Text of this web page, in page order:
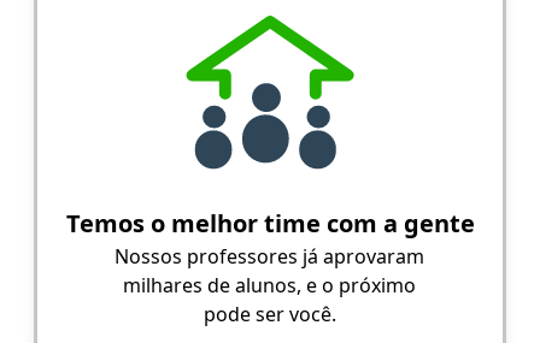
Temos o melhor time com a gente
Nossos professores já aprovaram
milhares de alunos, e o próximo
pode ser você.